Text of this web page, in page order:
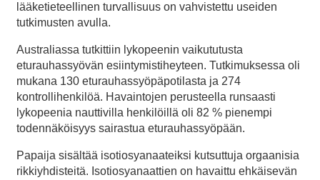
lääketieteellinen turvallisuus on vahvistettu useiden
tutkimusten avulla.
Australiassa tutkittiin lykopeenin vaikututusta
eturauhassyövän esiintymistiheyteen. Tutkimuksessa oli
mukana 130 eturauhassyöpäpotilasta ja 274
kontrollihenkilöä. Havaintojen perusteella runsaasti
lykopeenia nauttivilla henkilöillä oli 82 % pienempi
todennäköisyys sairastua eturauhassyöpään.
Papaija sisältää isotiosyanaateiksi kutsuttuja orgaanisia
rikkiyhdisteitä. Isotiosyanaattien on havaittu ehkäisevän